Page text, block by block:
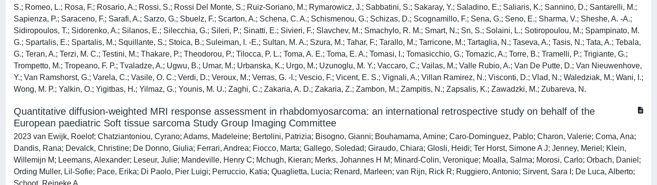
S.; Romeo, L.; Rosa, F.; Rosario, A.; Rossi, S.; Rossi Del Monte, S.; Ruiz-Soriano, M.; Rymarowicz, J.; Sabbatini, S.; Sakaray, Y.; Saladino, E.; Saliaris, K.; Sannino, D.; Santarelli, M.;
Sapienza, P.; Saraceno, F.; Sarafi, A.; Sarzo, G.; Sbuelz, F.; Scarton, A.; Schena, C. A.; Schismenou, G.; Schizas, D.; Scognamillo, F.; Sena, G.; Seno, E.; Sharma, V.; Sheshe, A. -A.;
Sidiropoulos, T.; Sidorenko, A.; Silanos, E.; Silecchia, G.; Sileri, P.; Sinatti, E.; Sivieri, F.; Slavchev, M.; Smachylo, R. M.; Smart, N.; Sn, S.; Solaini, L.; Sotiropoulou, M.; Spampinato, M.
G.; Spartalis, E.; Spartalis, M.; Squillante, S.; Stoica, B.; Suleiman, I. -E.; Sultan, M. A.; Szura, M.; Tahar, F.; Tarallo, M.; Tarricone, M.; Tartaglia, N.; Taseva, A.; Tasis, N.; Tata, A.; Tebala,
G.; Teran, A.; Terzi, M. C.; Testini, M.; Thakare, P.; Theodorou, P.; Tilocca, P. L.; Toma, A. E.; Toma, E. A.; Tomasi, I.; Tomasicchio, G.; Tomazic, A.; Torre, B.; Tramelli, P.; Trigiante, G.;
Trompetto, M.; Tropeano, F. P.; Tvaladze, A.; Ugwu, B.; Umar, M.; Urbanska, K.; Urgo, M.; Uzunoglu, M. Y.; Vaccaro, C.; Vailas, M.; Valle Rubio, A.; Van De Putte, D.; Van Nieuwenhove,
Y.; Van Ramshorst, G.; Varela, C.; Vasile, O. C.; Verdi, D.; Veroux, M.; Verras, G. -I.; Vescio, F.; Vicent, E. S.; Vignali, A.; Villan Ramirez, N.; Visconti, D.; Vlad, N.; Waledziak, M.; Wani, I.;
Wong, M. P.; Yalkin, O.; Yigitbas, H.; Yilmaz, G.; Younis, M. U.; Zaghi, C.; Zakaria, A. D.; Zakaria, Z.; Zambon, M.; Zampitis, N.; Zapsalis, K.; Zawadzki, M.; Zubareva, N.
Quantitative diffusion-weighted MRI response assessment in rhabdomyosarcoma: an international retrospective study on behalf of the
European paediatric Soft tissue sarcoma Study Group Imaging Committee
2023 van Ewijk, Roelof; Chatziantoniou, Cyrano; Adams, Madeleine; Bertolini, Patrizia; Bisogno, Gianni; Bouhamama, Amine; Caro-Dominguez, Pablo; Charon, Valerie; Coma, Ana;
Dandis, Rana; Devalck, Christine; De Donno, Giulia; Ferrari, Andrea; Fiocco, Marta; Gallego, Soledad; Giraudo, Chiara; Glosli, Heidi; Ter Horst, Simone A J; Jenney, Meriel; Klein,
Willemijn M; Leemans, Alexander; Leseur, Julie; Mandeville, Henry C; Mchugh, Kieran; Merks, Johannes H M; Minard-Colin, Veronique; Moalla, Salma; Morosi, Carlo; Orbach, Daniel;
Ording Muller, Lil-Sofie; Pace, Erika; Di Paolo, Pier Luigi; Perruccio, Katia; Quaglietta, Lucia; Renard, Marleen; van Rijn, Rick R; Ruggiero, Antonio; Sirvent, Sara I; De Luca, Alberto;
Schoot, Reineke A